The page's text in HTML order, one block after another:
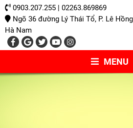
0903.207.255 | 02263.869869
Ngõ 36 đường Lý Thái Tổ, P. Lê
Hà Nam
MENU